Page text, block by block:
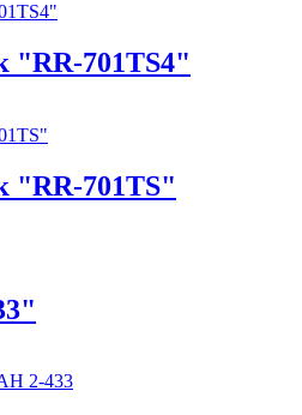
"RR-701TS4"
"RR-701TS"